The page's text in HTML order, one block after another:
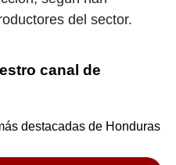
del sector.
canal de
destacadas de Honduras